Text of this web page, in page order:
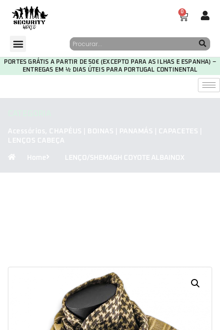
0
PORTES GRÁTIS A PARTIR DE 50€ (EXCEPTO PARA AS ILHAS E ESPANHA) –
ENTREGAS EM ½ DIAS ÚTEIS PARA PORTUGAL CONTINENTAL
Acessórios,
CHAPÉUS | BOINAS | PANAMÁS | CAPACETES |
LENÇOS CABEÇA
Home LENÇO/SHEMAGH COYOTE ALBAINOX